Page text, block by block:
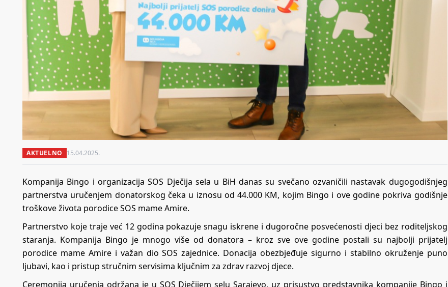
AKTUELNO 15.04.2025.
Kompanija Bingo i organizacija SOS Dječija sela u BiH danas su svečano ozvaničili nastavak dugogodišnjeg
partnerstva uručenjem donatorskog čeka u iznosu od 44.000 KM, kojim Bingo i ove godine pokriva godišnje
troškove života porodice SOS mame Amire.
Partnerstvo koje traje već 12 godina pokazuje snagu iskrene i dugoročne posvećenosti djeci bez roditeljskog
staranja. Kompanija Bingo je mnogo više od donatora – kroz sve ove godine postali su najbolji prijatelj
porodice mame Amire i važan dio SOS zajednice. Donacija obezbjeđuje sigurno i stabilno okruženje puno
ljubavi, kao i pristup stručnim servisima ključnim za zdrav razvoj djece.
Ceremonija uručenja održana je u SOS Dječijem selu Sarajevo, uz prisustvo predstavnika kompanije Bingo i